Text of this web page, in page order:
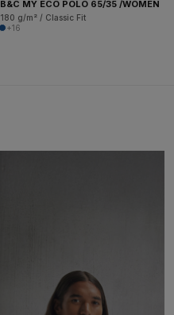
B&C MY ECO POLO 65/35 /WOMEN
180 g/m² / Classic Fit
+16